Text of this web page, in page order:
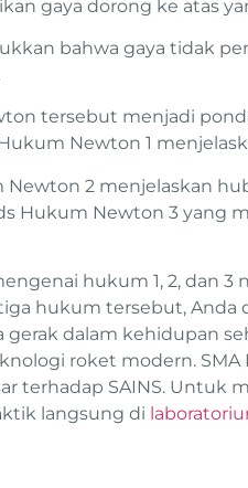
gaya dorong ke atas
bahwa gaya tidak
tersebut menjadi
Newton 1
2 menjelaskan
Hukum Newton 3 yang
hukum 1, 2, dan 3
hukum tersebut, Anda
dalam kehidupan
roket modern.
terhadap SAINS. Untuk
langsung di